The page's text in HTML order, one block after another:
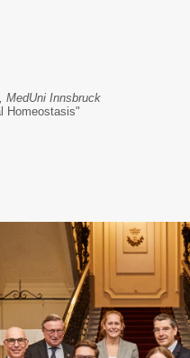
MedUni Innsbruck
Homeostasis"